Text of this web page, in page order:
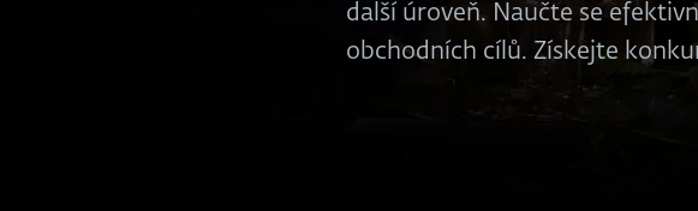
další úroveň. Naučte se
obchodních cílů. Získejte